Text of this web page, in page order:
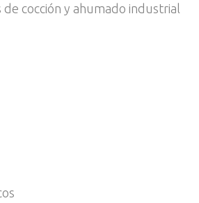
cocción y ahumado industrial